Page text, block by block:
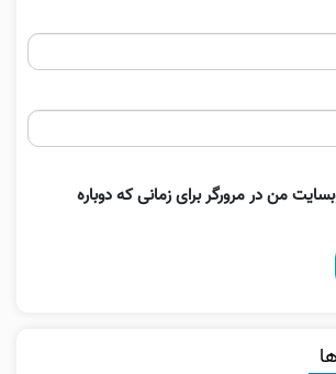
من در مرورگر برای زمانی که دوباره